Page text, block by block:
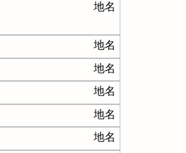
地名
地名
地名
地名
地名
地名